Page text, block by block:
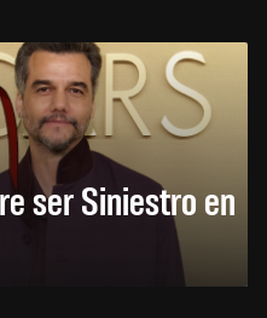
ser Siniestro en